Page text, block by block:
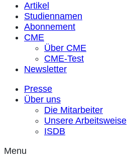
Artikel
Studiennamen
Abonnement
CME
Über CME
CME-Test
Newsletter
Presse
Über uns
Die Mitarbeiter
Unsere Arbeitsweise
ISDB
Menu